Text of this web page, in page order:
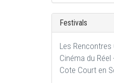
Festivals
Les
Cinéma du Réel
Cote Court en